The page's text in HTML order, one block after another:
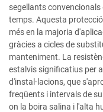
segellants
temps. Aquesta
més en la majoria
gràcies a cicles de
manteniment. La
estalvis significatius per
d'instal·lacions, que
freqüents i intervals de
on la boira salina i l'alta